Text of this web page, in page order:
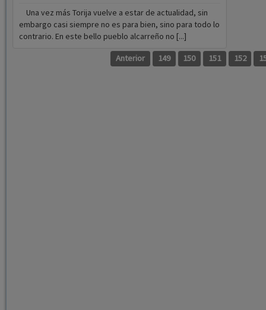
Una vez más Torija vuelve a estar de actualidad, sin
embargo casi siempre no es para bien, sino para todo lo
contrario. En este bello pueblo alcarreño no [...]
Anterior 149 150 151 152